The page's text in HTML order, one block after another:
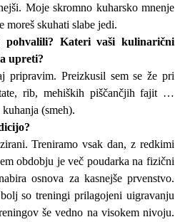
Moje skromno kuharsko mnenje
moreš skuhati slabe jedi.
Kateri vaši kulinarični
upreti?
pripravim. Preizkusil sem se že pri
rib, mehiških piščančjih fajit …
(smeh).
Treniramo vsak dan, z redkimi
obdobju je več poudarka na fizični
osnova za kasnejše prvenstvo.
so treningi prilagojeni uigravanju
še vedno na visokem nivoju.